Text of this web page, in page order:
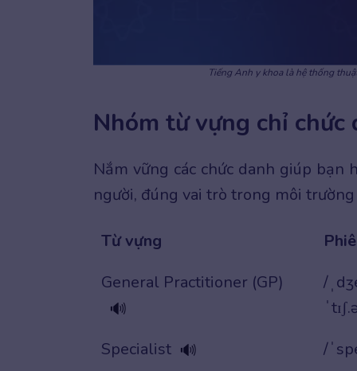
Tiếng Anh y khoa là hệ thống
Nhóm từ vựng chỉ
Nắm vững các chức danh giúp
người, đúng vai trò trong môi
Từ vựng
General Practitioner (GP)
🔊
/
Specialist 🔊
/